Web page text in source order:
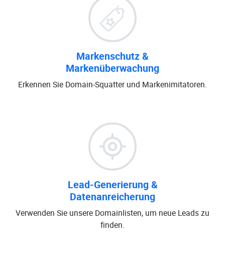
Markenschutz &
Markenüberwachung
Erkennen Sie Domain-Squatter und Markenimitatoren.
Lead-Generierung &
Datenanreicherung
Verwenden Sie unsere Domainlisten, um neue Leads zu
finden.